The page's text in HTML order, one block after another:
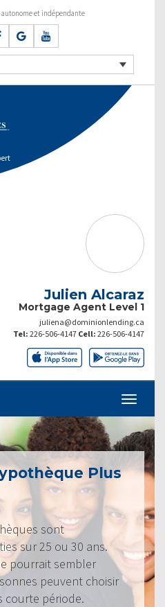
autonome et indépendante
Julien Alcaraz
Mortgage Agent Level 1
juliena@dominionlending.ca
Tel: 226-506-4147 Cell: 226-506-4147
Plus
sont
sur 25 ou 30 ans.
pourrait sembler
peuvent choisir
courte période.